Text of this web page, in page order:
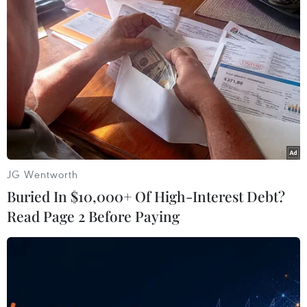
Theo dõi VietnamPlus
TIN LIÊN QUAN
JG Wentworth
Buried In $10,000+ Of High-Interest Debt?
Read Page 2 Before Paying